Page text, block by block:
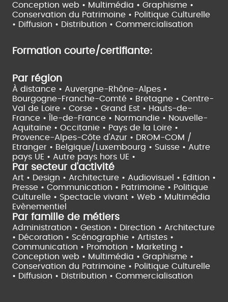
Conception web • Multimédia • Graphisme •
Conservation du Patrimoine • Politique Culturelle
• Diffusion • Distribution • Commercialisation
Formation courte/certifiante:
Par région
À distance • Auvergne-Rhône-Alpes •
Bourgogne-Franche-Comté • Bretagne • Centre-
Val de Loire • Corse • Grand Est • Hauts-de-
France •
Île-de-France • Normandie • Nouvelle-
Aquitaine • Occitanie • Pays de la Loire •
Provence-Alpes-Côte d'Azur • DROM-COM /
Etranger • Belgique/Luxembourg • Suisse • Autre
pays UE • Autre pays hors UE •
Par secteur d'activité
Art • Design • Architecture • Audiovisuel • Edition •
Presse • Communication • Patrimoine • Politique
Culturelle • Spectacle vivant • Web • Multimédia
Evènementiel
Par famille de métiers
Administration • Gestion • Direction • Architecture
• Décoration • Scénographie • Artistes •
Communication • Promotion • Marketing •
Conception web • Multimédia • Graphisme •
Conservation du Patrimoine • Politique Culturelle
• Diffusion • Distribution • Commercialisation